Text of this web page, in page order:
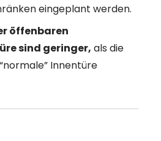
eingeplant werden.
öffenbaren
sind geringer, als die
Innentüre